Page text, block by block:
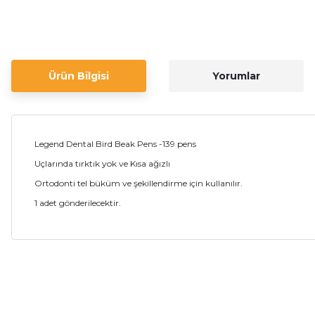
Ürün Bilgisi Yorumlar
Legend Dental Bird Beak Pens -139 pens
Uçlarında tırktık yok ve Kısa ağızlı
Ortodonti tel büküm ve şekillendirme için kullanılır.
1 adet gönderilecektir.